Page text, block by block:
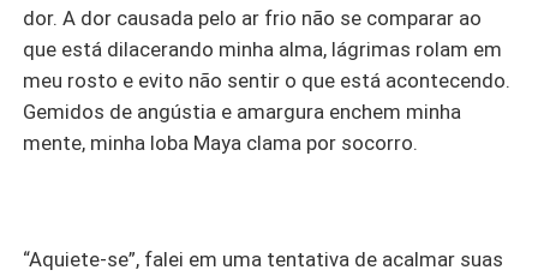
dor. A dor causada pelo ar frio não se comparar ao
que está dilacerando minha alma, lágrimas rolam em
meu rosto e evito não sentir o que está acontecendo.
Gemidos de angústia e amargura enchem minha
mente, minha loba Maya clama por socorro.
“Aquiete-se”, falei em uma tentativa de acalmar suas